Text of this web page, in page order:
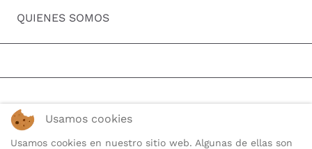
QUIENES SOMOS
Usamos cookies
Usamos cookies en nuestro sitio web. Algunas de ellas son